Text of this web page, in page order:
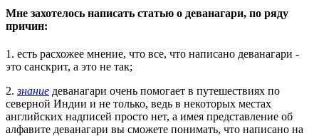
Мне захотелось написать статью о деванагари, по ряду
причин:
1. есть расхожее мнение, что все, что написано деванагари -
это санскрит, а это не так;
2.знание деванагари очень помогает в путешествиях по
северной Индии и не только, ведь в некоторых местах
английских надписей просто нет, а имея представление об
алфавите деванагари вы сможете понимать, что написано на